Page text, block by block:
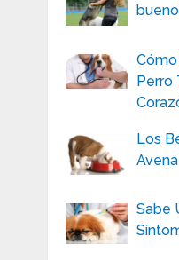
Cómo
Perro
Los
Sabe